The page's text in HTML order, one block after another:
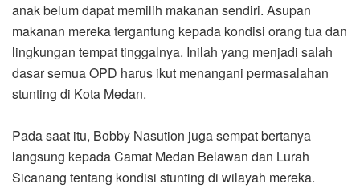
anak belum dapat memilih makanan sendiri. Asupan
makanan mereka tergantung kepada kondisi orang tua dan
lingkungan tempat tinggalnya. Inilah yang menjadi salah
dasar semua OPD harus ikut menangani permasalahan
stunting di Kota Medan.
Pada saat itu, Bobby Nasution juga sempat bertanya
langsung kepada Camat Medan Belawan dan Lurah
Sicanang tentang kondisi stunting di wilayah mereka.